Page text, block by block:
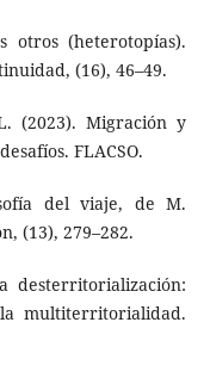
otros (heterotopías).
(16), 46–49.
(2023). Migración y
FLACSO.
del viaje, de M.
(13), 279–282.
desterritorialización:
multiterritorialidad.